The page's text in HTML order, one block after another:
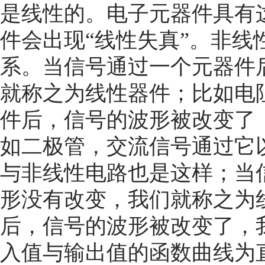
是线性的。电子元器件具
件会出现“线性失真”。非线
系。当信号通过一个元器
就称之为线性器件；比如
件后，信号的波形被改变
如二极管，交流信号通过
与非线性电路也是这样；
形没有改变，我们就称之
后，信号的波形被改变了
入值与输出值的函数曲线